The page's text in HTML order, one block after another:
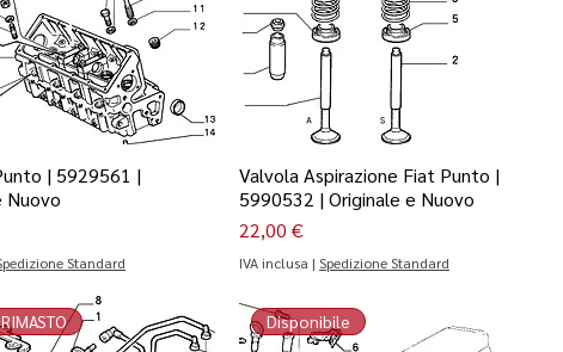
| 5929561 |
Nuovo
Standard
Valvola Aspirazione Fiat Punto |
5990532 | Originale e Nuovo
Prezzo
22,00 €
IVA inclusa | Spedizione Standard
Disponibile